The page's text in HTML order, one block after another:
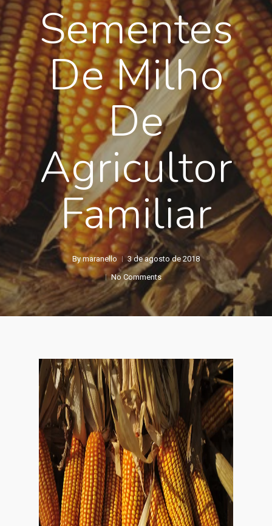
Sementes
De Milho
De
Agricultor
Familiar
By maranello
3 de agosto de 2018
No Comments